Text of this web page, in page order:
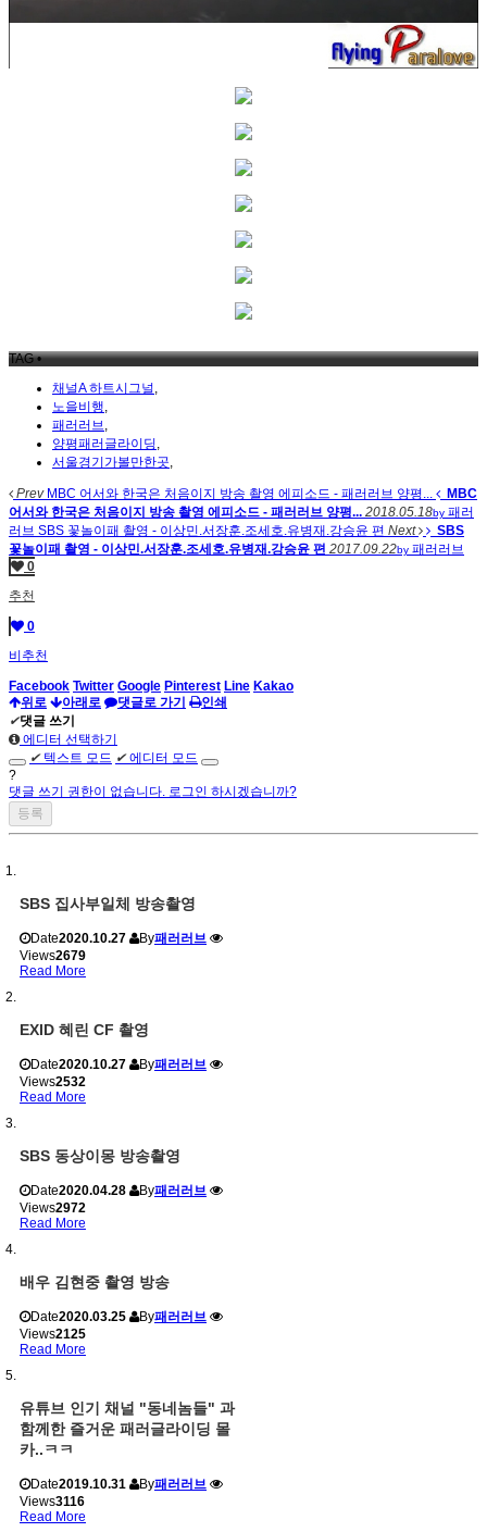
TAG •
채널A 하트시그널
노을비행
패러러브
양평패러글라이딩
서울경기가볼만한곳
PrevMBC 어서와 한국은 처음이지 방송 촬영 에피소드 - 패러러브 양평...
MBC
어서와 한국은 처음이지 방송 촬영 에피소드 - 패러러브 양평... 2018.05.18by 패러
러브 SBS 꽃놀이패 촬영 - 이상민.서장훈.조세호.유병재.강승윤 편 Next
SBS
꽃놀이패 촬영 - 이상민.서장훈.조세호.유병재.강승윤 편 2017.09.22by 패러러브
0
추천
0
비추천
Facebook Twitter Google Pinterest Line Kakao
위로
아래로 댓글로 가기
인쇄
✔댓글 쓰기
에디터 선택하기
✔ 텍스트 모드 ✔에디터 모드
?
댓글 쓰기 권한이 없습니다. 로그인 하시겠습니까?
SBS 집사부일체 방송촬영
Date2020.10.27 By패러러브
Views2679
Read More
EXID 혜린 CF 촬영
Date2020.10.27 By패러러브
Views2532
Read More
SBS 동상이몽 방송촬영
Date2020.04.28 By패러러브
Views2972
Read More
배우 김현중 촬영 방송
Date2020.03.25 By패러러브
Views2125
Read More
유튜브 인기 채널 "동네놈들" 과
함께한 즐거운 패러글라이딩 몰
카..ㅋㅋ
Date2019.10.31 By패러러브
Views3116
Read More